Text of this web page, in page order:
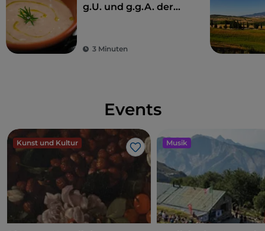
g.U. und g.g.A. der
3 Minuten
Events
Kunst und Kultur
Like
Musik